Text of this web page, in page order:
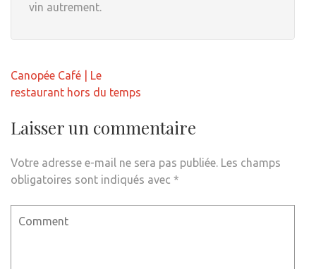
vin autrement.
Navigation
de
Canopée Café | Le
restaurant hors du temps
Laisser un commentaire
Votre adresse e-mail ne sera pas publiée. Les champs
obligatoires sont indiqués avec *